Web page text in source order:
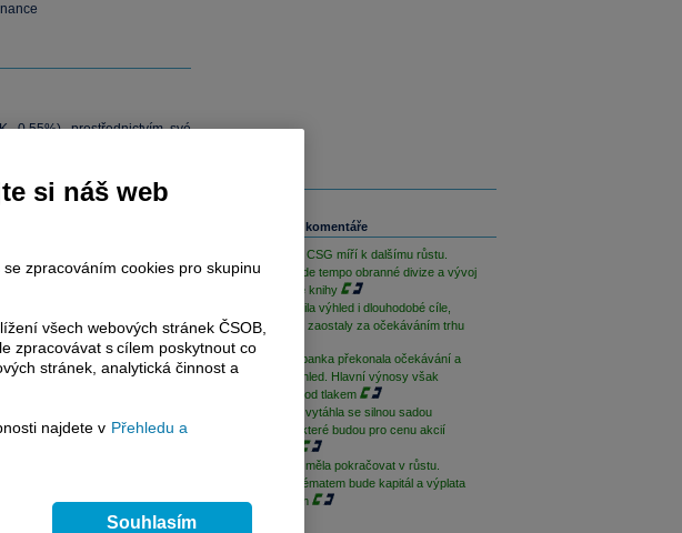
0,55%), prostřednictvím své
Související komentáře
PREVIEW: CSG míří k dalšímu růstu.
Klíčové bude tempo obranné divize a vývoj
zakázkové knihy
Erste zvýšila výhled i dlouhodobé cíle,
výnosy ale zaostaly za očekáváním trhu
Komerční banka překonala očekávání a
zlepšila výhled. Hlavní výnosy však
zůstávají pod tlakem
Moneta se vytáhla se silnou sadou
výsledků, které budou pro cenu akcií
Moneta by měla pokračovat v růstu.
Klíčovým tématem bude kapitál a výplata
akcionářům
si náš web
zpracováním cookies pro skupinu
všech webových stránek ČSOB,
zpracovávat s cílem poskytnout co
stránek, analytická činnost a
najdete v Přehledu a
Souhlasím